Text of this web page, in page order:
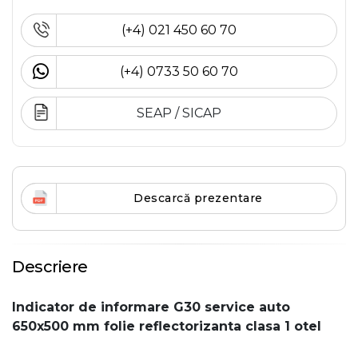
(+4) 021 450 60 70
(+4) 0733 50 60 70
SEAP / SICAP
Descarcă prezentare
Descriere
Indicator de informare G30 service auto
650x500 mm folie reflectorizanta clasa 1 otel